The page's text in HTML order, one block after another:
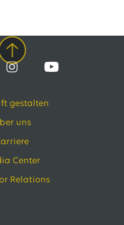
gestalten
uns
Center
Relations
im Nordwesten